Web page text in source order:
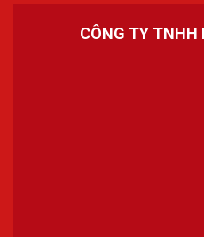
CÔNG TY TNHH